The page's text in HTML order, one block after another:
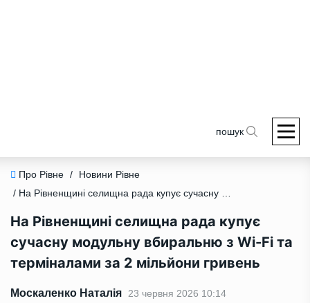
пошук
Про Рівне /
Новини Рівне
/ На Рівненщині селищна рада купує сучасну модульну вбиральню з Wi-Fi та терміналами за 2 мільйони гривень
На Рівненщині селищна рада купує
сучасну модульну вбиральню з Wi-Fi та
терміналами за 2 мільйони гривень
Москаленко Наталія 23 червня 2026 10:14